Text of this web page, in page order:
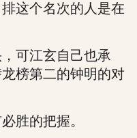
这个名次的人是在
可江玄自己也承
榜第二的钟明的对
胜的把握。